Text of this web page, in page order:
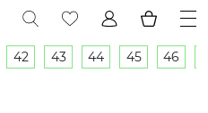
42 43 44 45 46